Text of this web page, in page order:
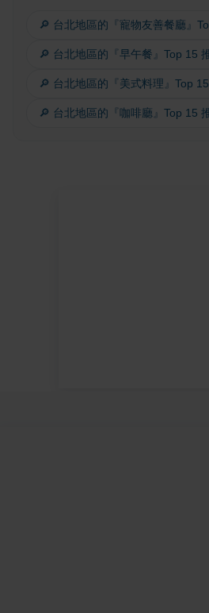
🔎 台北地區的『寵物友善餐廳』
🔎 台北地區的『早午餐』Top 15
🔎 台北地區的『美式料理』Top 15
🔎 台北地區的『咖啡廳』Top 15